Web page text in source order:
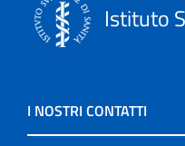
Istituto
I NOSTRI CONTATTI